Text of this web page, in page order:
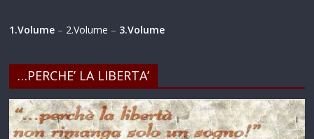
1.Volume – 2.Volume – 3.Volume
…PERCHE’ LA LIBERTA’